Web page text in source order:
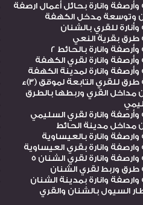
وانارة بحائل أعمال ارصفة
وتوسعة مدخل الكهفة
للقري بالشنان
بقرية النعي
وانارة بالحائط 2
وانارة لقري الكهفة
وانارة لمدينة الكهفة
للقري التابعة لموقق (3)ء
القري وربطها بالطرق
وانارة لقري السليمي
مدينة الحائط
وانارة بالعيساوية
وانارة بقري العيساوية
وانارة لقري الشنان 5
وربط لقري الشنان
وانارة بمدينة الشنان
السيول بالشنان والقري